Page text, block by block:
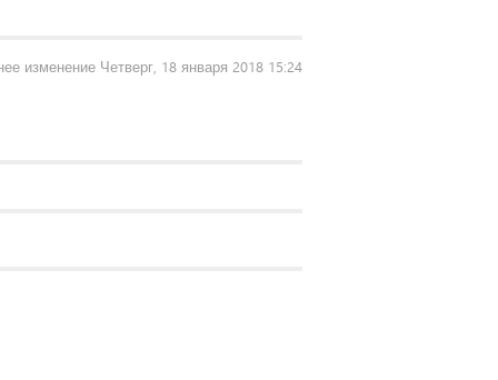
изменение Четверг, 18 января 2018 15:24